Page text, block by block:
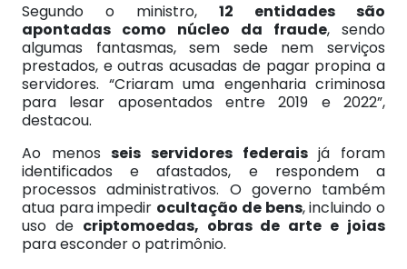
Segundo o ministro, 12 entidades são
apontadas como núcleo da fraude, sendo
algumas fantasmas, sem sede nem serviços
prestados, e outras acusadas de pagar propina a
servidores. “Criaram uma engenharia criminosa
para lesar aposentados entre 2019 e 2022”,
destacou.
Ao menosseis servidores federaisjá foram
identificados e afastados, e respondem a
processos administrativos. O governo também
atua para impedir ocultação de bens, incluindo o
uso de criptomoedas, obras de arte e joias
para esconder o patrimônio.